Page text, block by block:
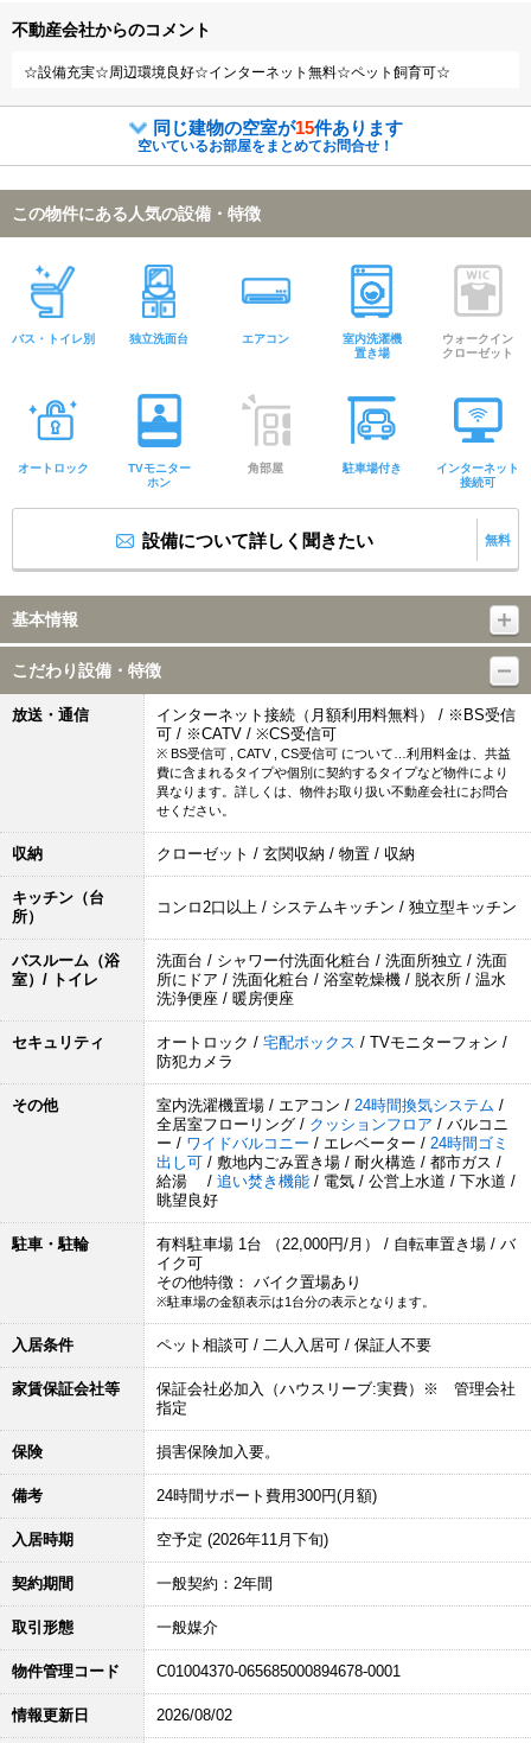
不動産会社からのコメント
☆設備充実☆周辺環境良好☆インターネット無料☆ペット飼育可☆
同じ建物の空室が15件あります
空いているお部屋をまとめてお問合せ！
この物件にある人気の設備・特徴
バス・トイレ別 独立洗面台 エアコン
室内洗濯機
置き場
ウォークイン
クローゼット
オートロック
TVモニター
ホン
角部屋 駐車場付き
インターネット
接続可
設備について詳しく聞きたい 無料
基本情報
こだわり設備・特徴
放送・通信
インターネット接続（月額利用料無料） / ※BS受信
可 / ※CATV / ※CS受信可
※ BS受信可 , CATV , CS受信可 について…利用料金は、共益
費に含まれるタイプや個別に契約するタイプなど物件により
異なります。詳しくは、物件お取り扱い不動産会社にお問合
せください。
収納 クローゼット / 玄関収納 / 物置 / 収納
キッチン（台
所）
コンロ2口以上 / システムキッチン / 独立型キッチン
バスルーム（浴
室）/ トイレ
洗面台 / シャワー付洗面化粧台 / 洗面所独立 / 洗面
所にドア / 洗面化粧台 / 浴室乾燥機 / 脱衣所 / 温水
洗浄便座 / 暖房便座
セキュリティ オートロック / 宅配ボックス / TVモニターフォン /
防犯カメラ
その他 室内洗濯機置場 / エアコン / 24時間換気システム /
全居室フローリング / クッションフロア / バルコニ
ー / ワイドバルコニー / エレベーター / 24時間ゴミ
出し可 / 敷地内ごみ置き場 / 耐火構造 / 都市ガス /
給湯 / 追い焚き機能 / 電気 / 公営上水道 / 下水道 /
眺望良好
駐車・駐輪
有料駐車場 1台 （22,000円/月） / 自転車置き場 / バ
イク可
その他特徴： バイク置場あり
※駐車場の金額表示は1台分の表示となります。
入居条件 ペット相談可 / 二人入居可 / 保証人不要
家賃保証会社等
保証会社必加入（ハウスリーブ:実費）※ 管理会社
指定
保険 損害保険加入要。
備考 24時間サポート費用300円(月額)
入居時期 空予定 (2026年11月下旬)
契約期間 一般契約：2年間
取引形態 一般媒介
物件管理コード C01004370-065685000894678-0001
情報更新日 2026/08/02